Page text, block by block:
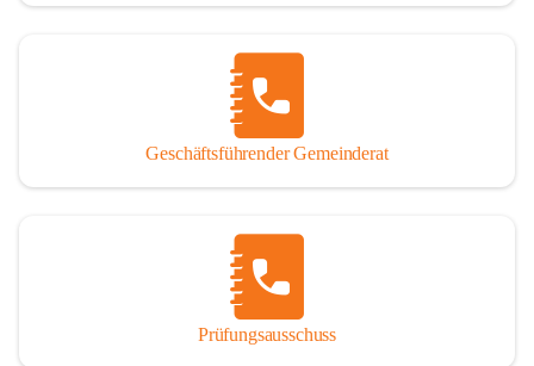
Geschäftsführender Gemeinderat
Prüfungsausschuss